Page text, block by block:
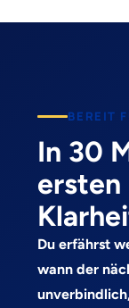
BEREIT
In 30
ersten
Du erfährst
wann der